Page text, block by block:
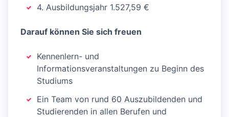
4. Ausbildungsjahr 1.527,59 €
Darauf können Sie sich freuen
Kennenlern- und
Informationsveranstaltungen zu Beginn des
Studiums
Ein Team von rund 60 Auszubildenden und
Studierenden in allen Berufen und